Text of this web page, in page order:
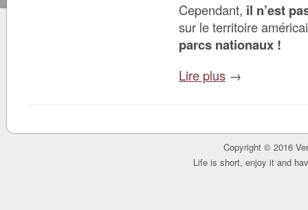
Cependant, il n’est
sur le territoire
parcs nationaux !
Lire plus →
Copyright © 2016
Life is short, enjoy it and